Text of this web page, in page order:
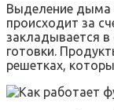
Выделение дыма
происходит за
закладывается
готовки.
решетках,